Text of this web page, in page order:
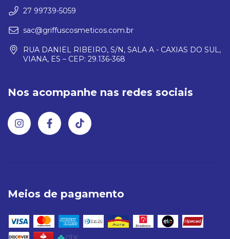
27 99739-5059
sac@griffuscosmeticos.com.br
RUA DANIEL RIBEIRO, S/N, SALA A - CAXIAS DO SUL,
VIANA, ES – CEP: 29.136-368
Nos acompanhe nas redes sociais
Meios de pagamento